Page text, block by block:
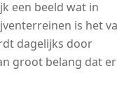
een beeld wat in
is het
dagelijks door
groot belang dat er